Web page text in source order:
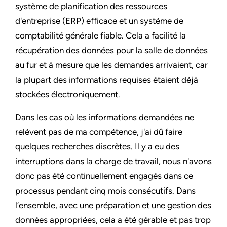
système de planification des ressources
d'entreprise (ERP) efficace et un système de
comptabilité générale fiable. Cela a facilité la
récupération des données pour la salle de données
au fur et à mesure que les demandes arrivaient, car
la plupart des informations requises étaient déjà
stockées électroniquement.
Dans les cas où les informations demandées ne
relèvent pas de ma compétence, j'ai dû faire
quelques recherches discrètes. Il y a eu des
interruptions dans la charge de travail, nous n'avons
donc pas été continuellement engagés dans ce
processus pendant cinq mois consécutifs. Dans
l’ensemble, avec une préparation et une gestion des
données appropriées, cela a été gérable et pas trop